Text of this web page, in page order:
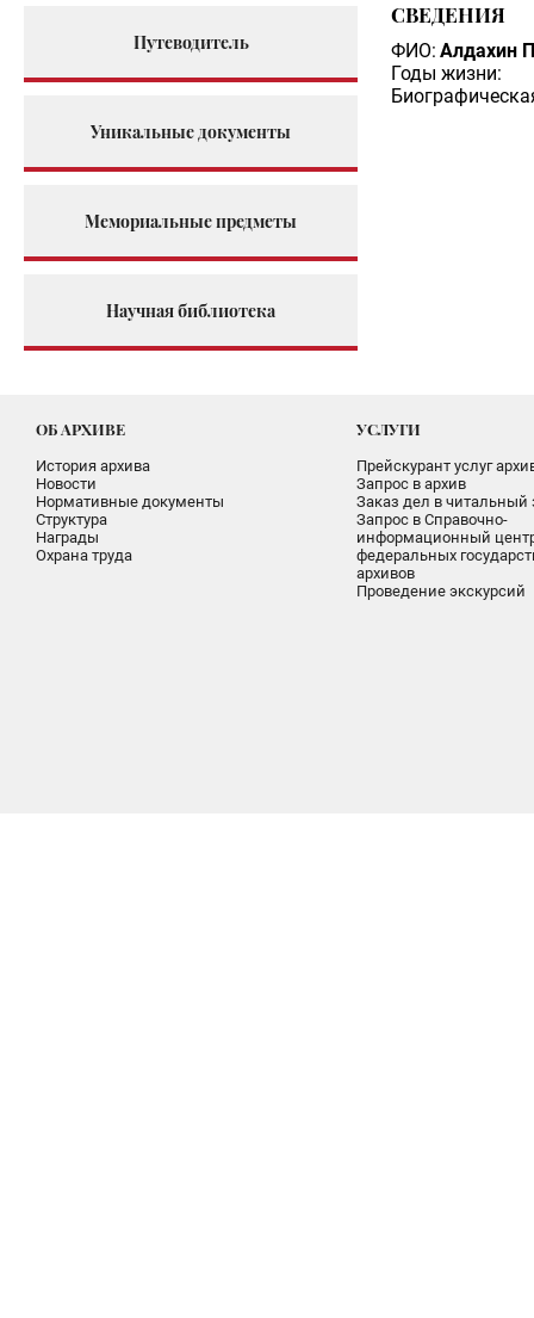
Путеводитель
Уникальные документы
Мемориальные предметы
Научная библиотека
СВЕДЕНИЯ
ФИО: Алдахин
Годы жизни:
ОБ АРХИВЕ
История архива
Новости
Нормативные документы
Структура
Награды
Охрана труда
УСЛУГИ
Прейскурант услуг
Запрос в архив
Заказ дел в читальный
Запрос в Справочно-
информационный
федеральных
архивов
Проведение экскурсий